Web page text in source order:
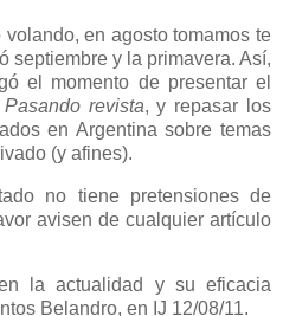
en agosto tomamos te
septiembre y la primavera. Así,
el momento de presentar el
Pasando revista, y repasar los
en Argentina sobre temas
(y afines).
no tiene pretensiones de
avisen de cualquier artículo
la actualidad y su eficacia
Belandro, en IJ 12/08/11.